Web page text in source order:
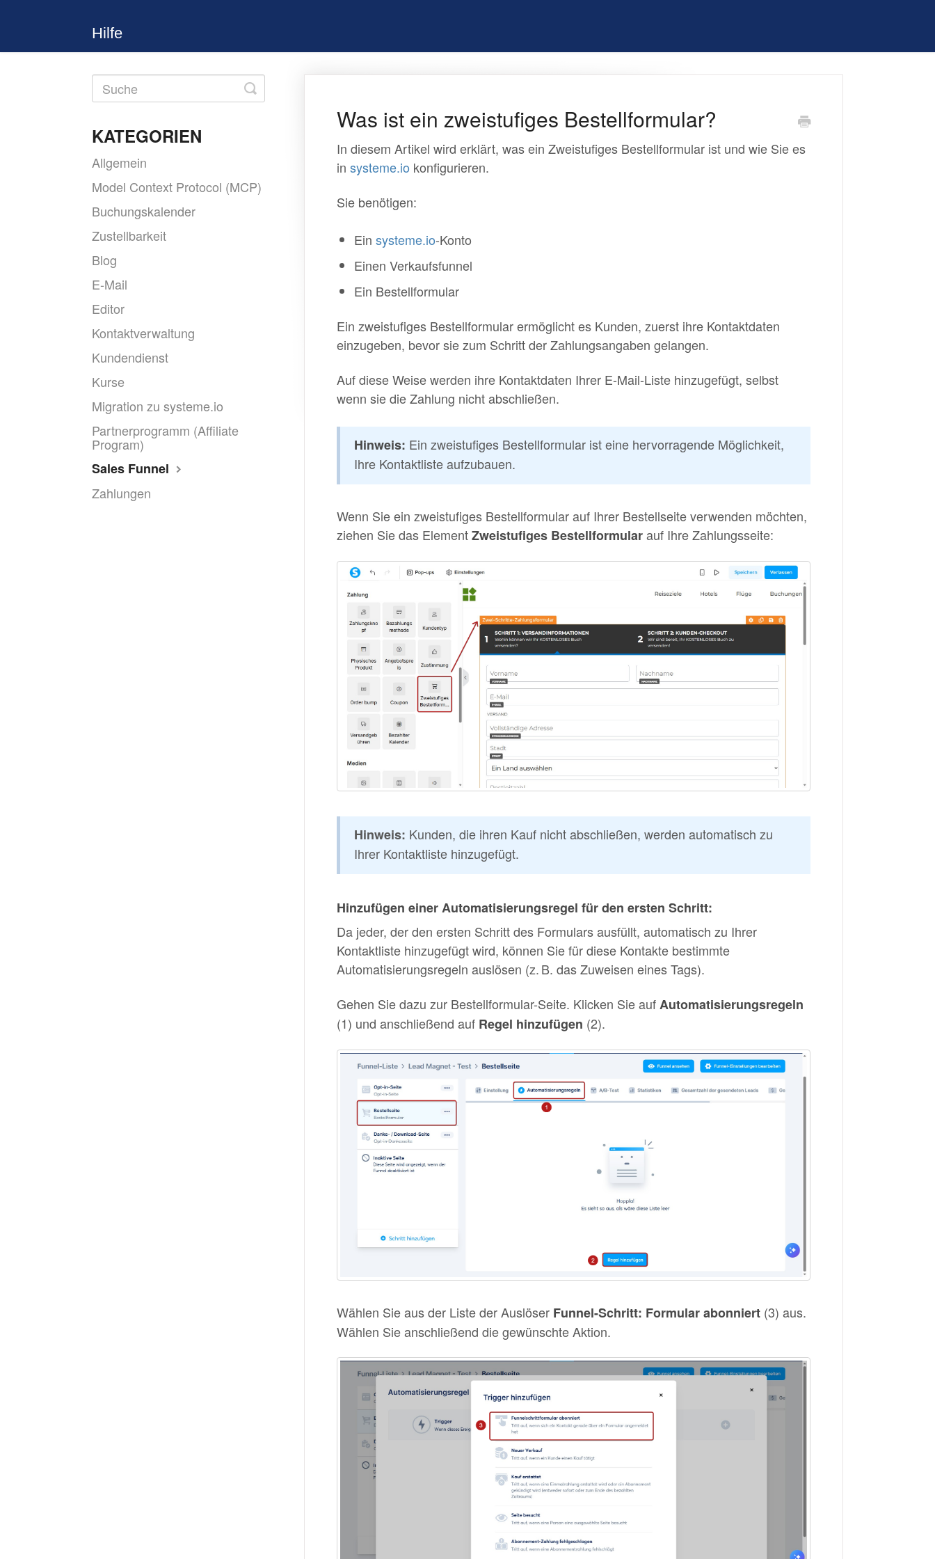
Hilfe
Was ist ein zweistufiges Bestellformular?
In diesem Artikel wird erklärt, was ein Zweistufiges Bestellformular ist und wie Sie es
in systeme.io konfigurieren.
Sie benötigen:
Ein systeme.io-Konto
Einen Verkaufsfunnel
Ein Bestellformular
Ein zweistufiges Bestellformular ermöglicht es Kunden, zuerst ihre Kontaktdaten
einzugeben, bevor sie zum Schritt der Zahlungsangaben gelangen.
Auf diese Weise werden ihre Kontaktdaten Ihrer E-Mail-Liste hinzugefügt, selbst
wenn sie die Zahlung nicht abschließen.
Hinweis: Ein zweistufiges Bestellformular ist eine hervorragende Möglichkeit,
Ihre Kontaktliste aufzubauen.
Wenn Sie ein zweistufiges Bestellformular auf Ihrer Bestellseite verwenden möchten,
ziehen Sie das ElementZweistufiges Bestellformularauf Ihre Zahlungsseite:
Hinweis: Kunden, die ihren Kauf nicht abschließen, werden automatisch zu
Ihrer Kontaktliste hinzugefügt.
Hinzufügen einer Automatisierungsregel für den ersten Schritt:
Da jeder, der den ersten Schritt des Formulars ausfüllt, automatisch zu Ihrer
Kontaktliste hinzugefügt wird, können Sie für diese Kontakte bestimmte
Automatisierungsregeln auslösen (z. B. das Zuweisen eines Tags).
Gehen Sie dazu zur Bestellformular-Seite. Klicken Sie aufAutomatisierungsregeln
(1) und anschließend auf Regel hinzufügen (2).
Wählen Sie aus der Liste der Auslöser Funnel-Schritt: Formular abonniert(3) aus.
Wählen Sie anschließend die gewünschte Aktion.
Toggle
Search
KATEGORIEN
Allgemein
Model Context Protocol (MCP)
Buchungskalender
Zustellbarkeit
Blog
E-Mail
Editor
Kontaktverwaltung
Kundendienst
Kurse
Migration zu systeme.io
Partnerprogramm (Affiliate
Program)
Sales Funnel
Zahlungen